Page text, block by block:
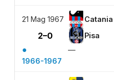
21 Mag 1967 Catania
2–0 Pisa
●
—
1966-1967